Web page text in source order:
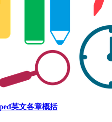
英文各章概括